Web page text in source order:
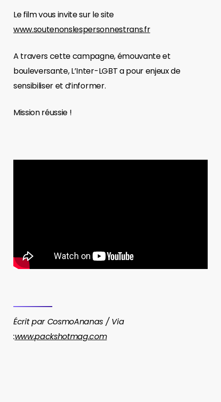
Le film vous invite sur le site
www.soutenonslespersonnestrans.fr
A travers cette campagne, émouvante et
bouleversante, L’Inter-LGBT a pour enjeux de
sensibiliser et d’informer.
Mission réussie !
Écrit par CosmoAnanas / Via
:www.packshotmag.com